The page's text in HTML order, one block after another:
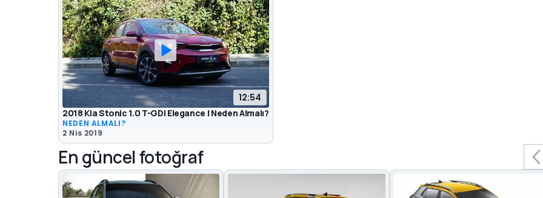
12:54
2018 Kia Stonic 1.0 T-GDI Elegance | Neden Almalı?
NEDEN ALMALI?
2 Nis 2019
En güncel fotoğraf